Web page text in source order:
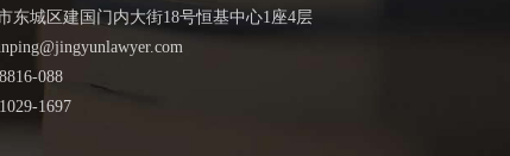
东城区建国门内大街18号恒基中心1座4层
088
1697